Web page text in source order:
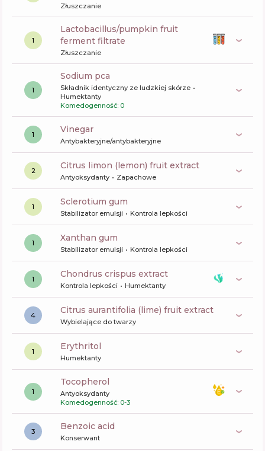
Złuszczanie
1
lactobacillus/pumpkin fruit
ferment filtrate
Złuszczanie
1
sodium pca
Składnik identyczny ze ludzkiej skórze
Humektanty
Komedogenność: 0
1 vinegar
Antybakteryjne/antybakteryjne
2 citrus limon (lemon) fruit extract
Antyoksydanty Zapachowe
1 sclerotium gum
Stabilizator emulsji Kontrola lepkości
1 xanthan gum
Stabilizator emulsji Kontrola lepkości
1 chondrus crispus extract
Kontrola lepkości Humektanty
4 citrus aurantifolia (lime) fruit extract
Wybielające do twarzy
1 erythritol
Humektanty
1
tocopherol
Antyoksydanty
Komedogenność: 0-3
3 benzoic acid
Konserwant